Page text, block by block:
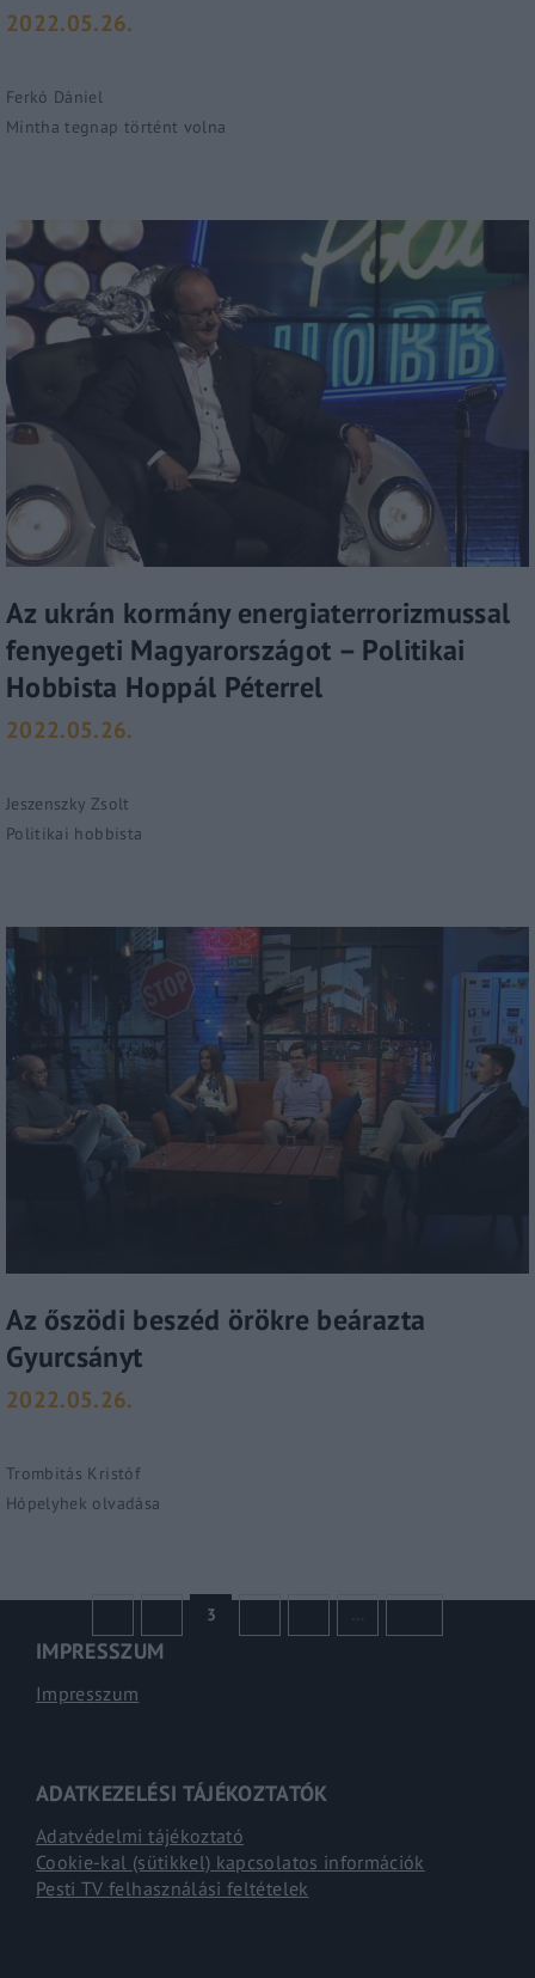
2022.05.26.
Ferkó Dániel
Mintha tegnap történt volna
Az ukrán kormány energiaterrorizmussal
fenyegeti Magyarországot – Politikai
Hobbista Hoppál Péterrel
2022.05.26.
Jeszenszky Zsolt
Politikai hobbista
Az őszödi beszéd örökre beárazta
Gyurcsányt
2022.05.26.
Trombitás Kristóf
Hópelyhek olvadása
3
IMPRESSZUM
Impresszum
ADATKEZELÉSI TÁJÉKOZTATÓK
Adatvédelmi tájékoztató
Cookie-kal (sütikkel) kapcsolatos információk
Pesti TV felhasználási feltételek